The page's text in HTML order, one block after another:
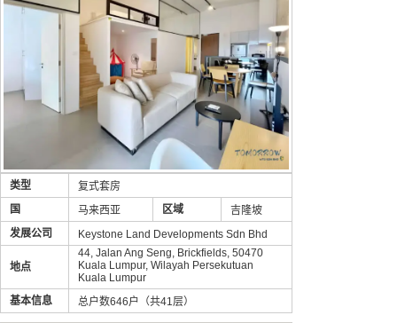
类型
复式套房
国
马来西亚 区域
吉隆坡
发展公司
Keystone Land Developments Sdn Bhd
地点
44, Jalan Ang Seng, Brickfields, 50470
Kuala Lumpur, Wilayah Persekutuan
Kuala Lumpur
基本信息
总户数646户（共41层）